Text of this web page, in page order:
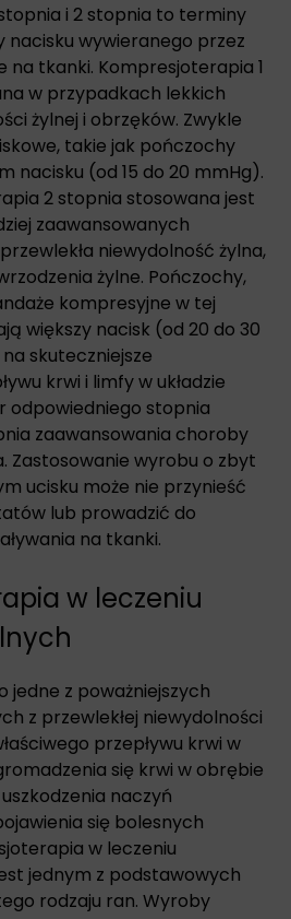
i 2 stopnia to terminy
nacisku wywieranego przez
tkanki. Kompresjoterapia 1
w przypadkach lekkich
żylnej i obrzęków. Zwykle
takie jak pończochy
nacisku (od 15 do 20 mmHg).
2 stopnia stosowana jest
zaawansowanych
niewydolność żylna,
żylne. Pończochy,
kompresyjne w tej
większy nacisk (od 20 do 30
skuteczniejsze
krwi i limfy w układzie
odpowiedniego stopnia
zaawansowania choroby
Zastosowanie wyrobu o zbyt
ucisku może nie przynieść
lub prowadzić do
na tkanki.
w leczeniu
jedne z poważniejszych
z przewlekłej niewydolności
przepływu krwi w
się krwi w obrębie
naczyń
się bolesnych
w leczeniu
jednym z podstawowych
rodzaju ran. Wyroby